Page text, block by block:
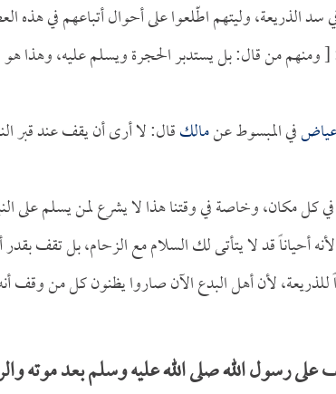
سد الذريعة، وليتهم اطّلعوا على أحوال أتباعهم في هذه
[ ومنهم من قال: بل يستدبر الحجرة ويسلم عليه، وهذا
في المبسوط عنمالكقال: لا أرى أن يقف عند قبر
كل مكان، وخاصة في وقتنا هذا لا يشرع لمن يسلم على
أحياناً قد لا يتأتى لك السلام مع الزحام، بل تقف
لأن أهل البدع الآن صاروا يظنون كل من وقف
على رسول الله صلى الله عليه وسلم بعد موته